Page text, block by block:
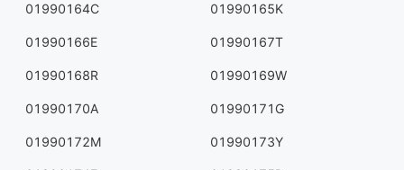
01990164C 01990165K
01990166E 01990167T
01990168R 01990169W
01990170A 01990171G
01990172M 01990173Y